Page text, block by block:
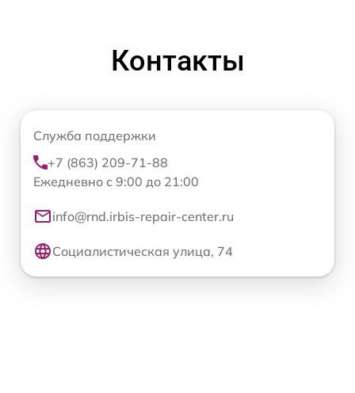
Контакты
Служба поддержки
+7 (863) 209-71-88
Ежедневно с 9:00 до 21:00
info@rnd.irbis-repair-center.ru
Социалистическая улица, 74